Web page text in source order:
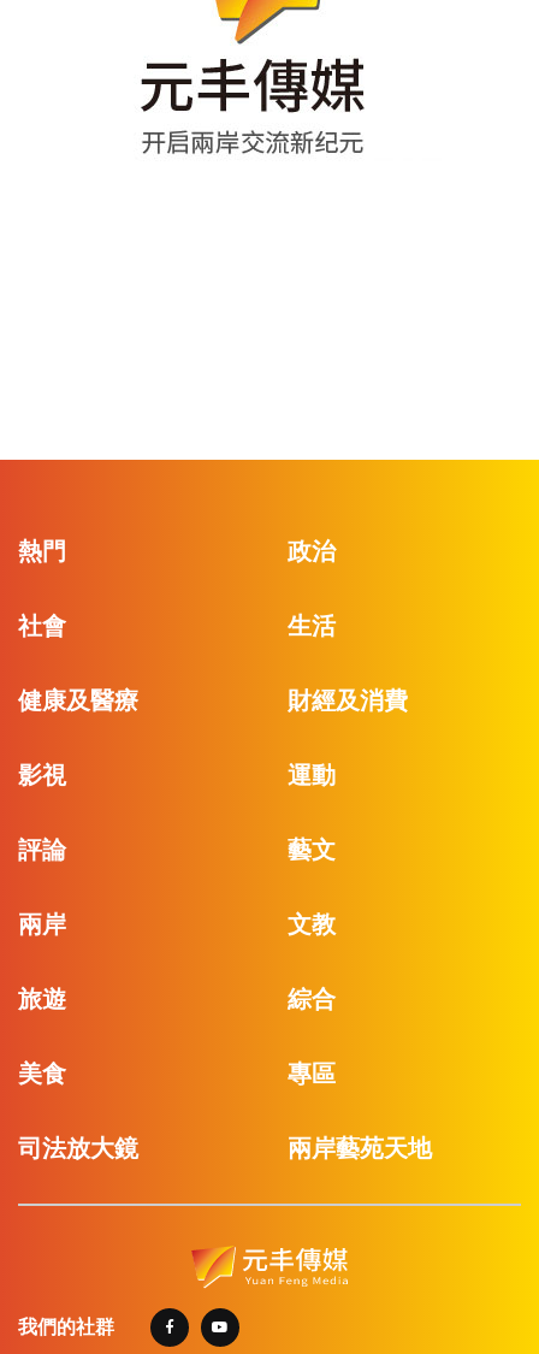
熱門 政治
社會 生活
健康及醫療 財經及消費
影視 運動
評論 藝文
兩岸 文教
旅遊 綜合
美食 專區
司法放大鏡 兩岸藝苑天地
我們的社群